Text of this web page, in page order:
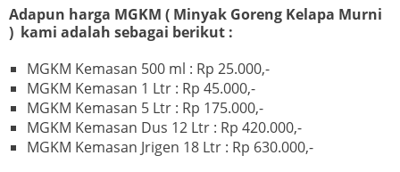
Adapun harga MGKM ( Minyak Goreng Kelapa Murni
) kami adalah sebagai berikut :
MGKM Kemasan 500 ml : Rp 25.000,-
MGKM Kemasan 1 Ltr : Rp 45.000,-
MGKM Kemasan 5 Ltr : Rp 175.000,-
MGKM Kemasan Dus 12 Ltr : Rp 420.000,-
MGKM Kemasan Jrigen 18 Ltr : Rp 630.000,-